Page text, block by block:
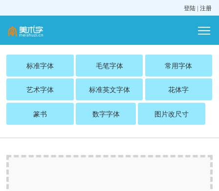
登陆 | 注册
标准字体 毛笔字体 常用字体
艺术字体 标准英文字体 花体字
篆书 数字字体 图片改尺寸